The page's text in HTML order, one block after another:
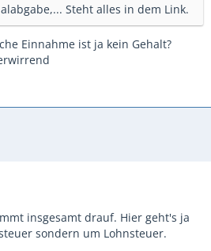
Steht alles in dem Link.
Einnahme ist ja kein Gehalt?
insgesamt drauf. Hier geht's ja
sondern um Lohnsteuer.